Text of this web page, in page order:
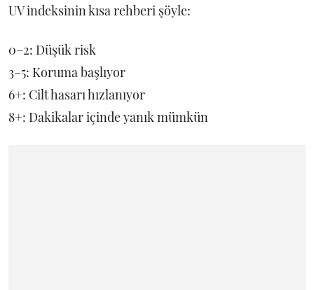
UV indeksinin kısa rehberi şöyle:
0–2: Düşük risk
3–5: Koruma başlıyor
6+: Cilt hasarı hızlanıyor
8+: Dakikalar içinde yanık mümkün